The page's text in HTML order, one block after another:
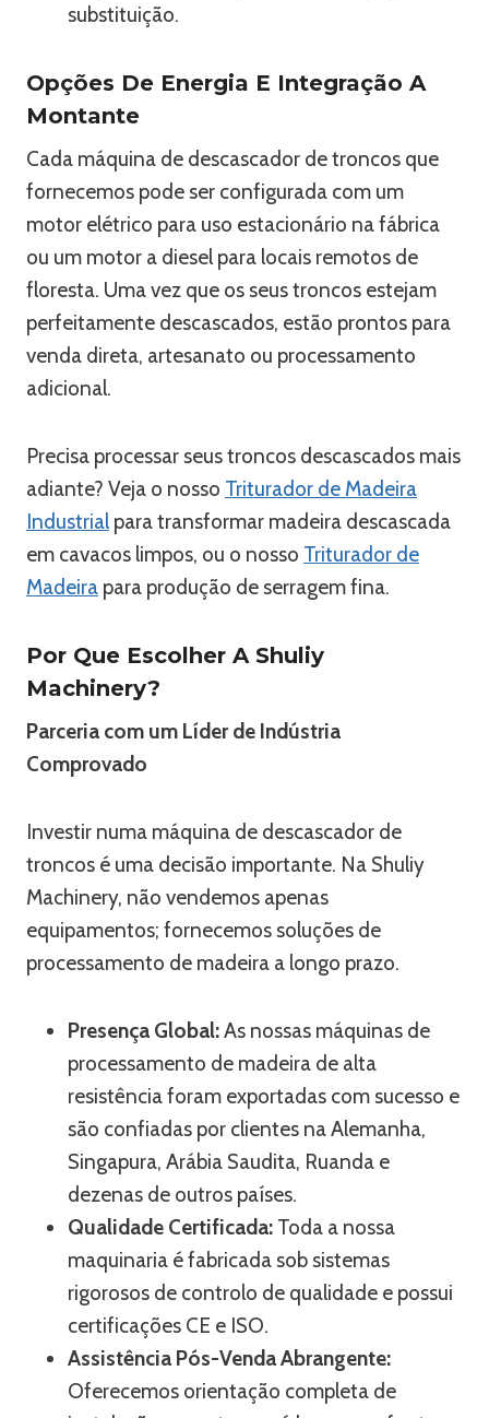
substituição.
Opções De Energia E Integração A
Montante
Cada máquina de descascador de troncos que
fornecemos pode ser configurada com um
motor elétrico para uso estacionário na fábrica
ou um motor a diesel para locais remotos de
floresta. Uma vez que os seus troncos estejam
perfeitamente descascados, estão prontos para
venda direta, artesanato ou processamento
adicional.
Precisa processar seus troncos descascados mais
adiante? Veja o nosso Triturador de Madeira
Industrial para transformar madeira descascada
em cavacos limpos, ou o nosso Triturador de
Madeira para produção de serragem fina.
Por Que Escolher A Shuliy
Machinery?
Parceria com um Líder de Indústria
Comprovado
Investir numa máquina de descascador de
troncos é uma decisão importante. Na Shuliy
Machinery, não vendemos apenas
equipamentos; fornecemos soluções de
processamento de madeira a longo prazo.
Presença Global:As nossas máquinas de
processamento de madeira de alta
resistência foram exportadas com sucesso e
são confiadas por clientes na Alemanha,
Singapura, Arábia Saudita, Ruanda e
dezenas de outros países.
Qualidade Certificada: Toda a nossa
maquinaria é fabricada sob sistemas
rigorosos de controlo de qualidade e possui
certificações CE e ISO.
Assistência Pós-Venda Abrangente:
Oferecemos orientação completa de